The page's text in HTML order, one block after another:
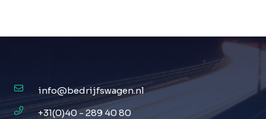
info@bedrijfswagen.nl
+31(0)40 - 289 40 80